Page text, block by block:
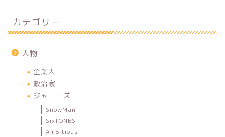
カテゴリー
人物
企業人
政治家
ジャニーズ
SnowMan
SixTONES
AmBitious